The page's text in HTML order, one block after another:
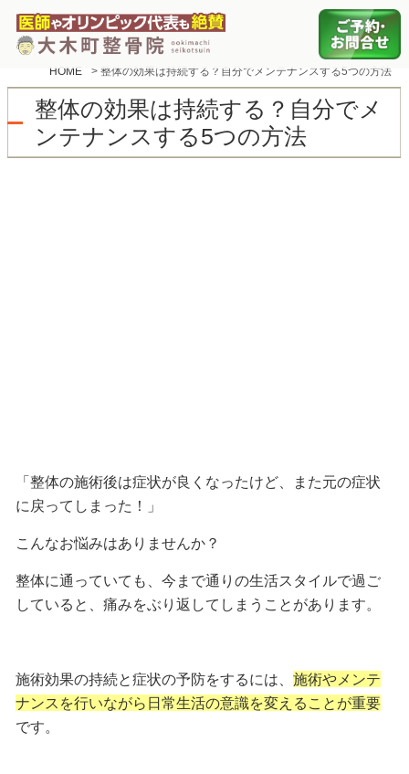
HOME >整体の効果は持続する？自分でメンテナンスする5つの方法
整体の効果は持続する？自分でメ
ンテナンスする5つの方法
「整体の施術後は症状が良くなったけど、また元の症状
に戻ってしまった！」
こんなお悩みはありませんか？
整体に通っていても、今まで通りの生活スタイルで過ご
していると、痛みをぶり返してしまうことがあります。
施術効果の持続と症状の予防をするには、 施術やメンテ
ナンスを行いながら日常生活の意識を変えることが重要
です。